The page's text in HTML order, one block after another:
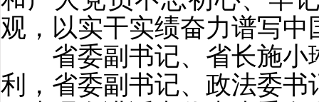
观，以实干实绩奋力谱写
省委副书记、省长施小
利，省委副书记、政法委书